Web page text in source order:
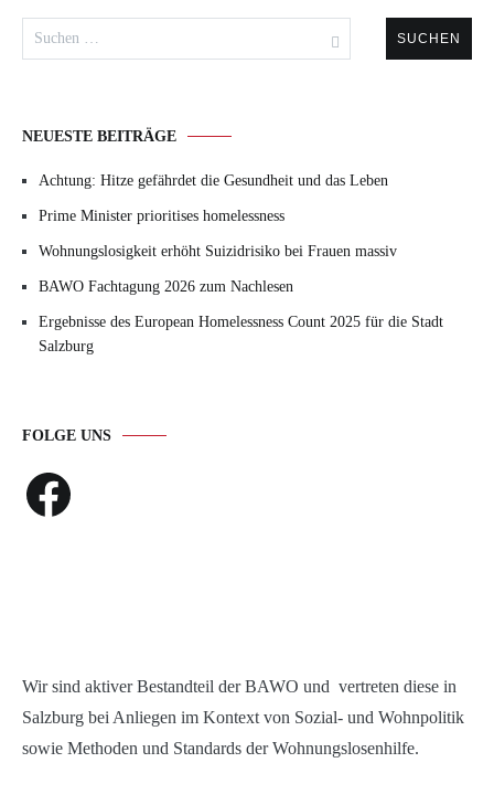
nach:
NEUESTE BEITRÄGE
Achtung: Hitze gefährdet die Gesundheit und das Leben
Prime Minister prioritises homelessness
Wohnungslosigkeit erhöht Suizidrisiko bei Frauen massiv
BAWO Fachtagung 2026 zum Nachlesen
Ergebnisse des European Homelessness Count 2025 für die Stadt
Salzburg
FOLGE UNS
Facebook
Wir sind aktiver Bestandteil der BAWO und vertreten diese in
Salzburg bei Anliegen im Kontext von Sozial- und Wohnpolitik
sowie Methoden und Standards der Wohnungslosenhilfe.